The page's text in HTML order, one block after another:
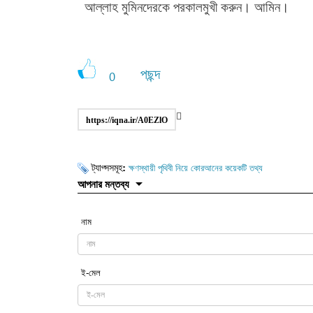
আল্লাহ মুমিনদেরকে পরকালমুখী করুন। আমিন।
0 পছন্দ
https://iqna.ir/A0EZlO
ট্যাগ্সসমূহ:ক্ষণস্থায়ী পৃথিবী নিয়ে কোরআনের কয়েকটি তথ্য
আপনার মন্তব্য
নাম
ই-মেল